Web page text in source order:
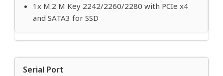
1x M.2 M Key 2242/2260/2280 with PCIe x4
and SATA3 for SSD
Serial Port